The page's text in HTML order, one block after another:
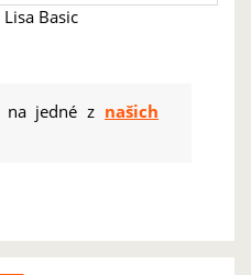
Basic
na jedné z našich